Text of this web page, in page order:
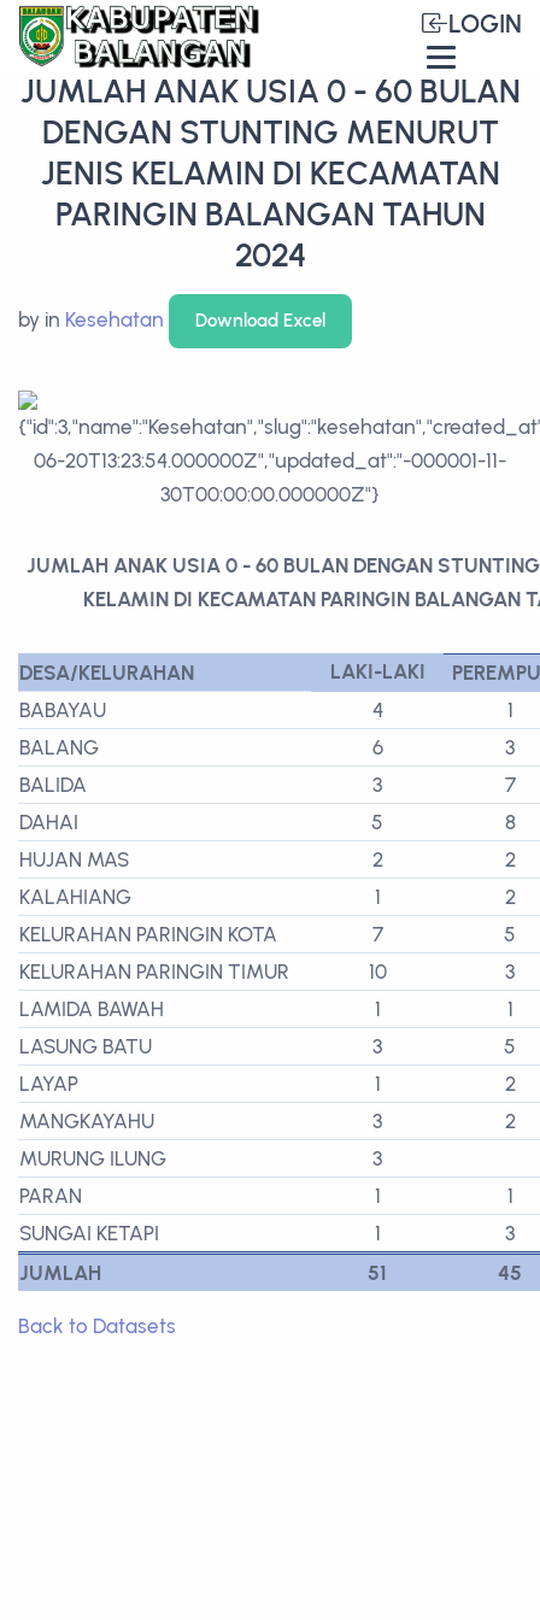
LOGIN
JUMLAH ANAK USIA 0 - 60 BULAN
DENGAN STUNTING MENURUT
JENIS KELAMIN DI KECAMATAN
PARINGIN BALANGAN TAHUN
2024
by in Kesehatan Download Excel
JUMLAH ANAK USIA 0 - 60 BULAN DENGAN
KELAMIN DI KECAMATAN PARINGIN BALANGAN
DESA/KELURAHAN LAKI-LAKI
BABAYAU
4
1
BALANG
6
3
BALIDA
3
7
DAHAI
5
8
HUJAN MAS
2
2
KALAHIANG
1
2
KELURAHAN PARINGIN KOTA
7
5
KELURAHAN PARINGIN TIMUR
10
3
LAMIDA BAWAH
1
1
LASUNG BATU
3
5
LAYAP
1
2
MANGKAYAHU
3
2
MURUNG ILUNG
3
PARAN
1
1
SUNGAI KETAPI
1
3
JUMLAH
51 45
Back to Datasets